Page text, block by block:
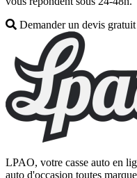
Demander un devis gratuit
LPAO, votre casse auto en
auto d'occasion toutes